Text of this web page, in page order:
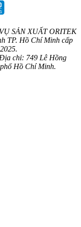
SẢN XUẤT ORITEK
TP. Hồ Chí Minh cấp
chỉ: 749 Lê Hồng
Hồ Chí Minh.